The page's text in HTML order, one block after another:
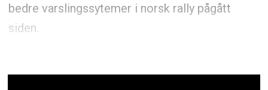
bedre varslingssytemer i norsk rally pågått
siden.